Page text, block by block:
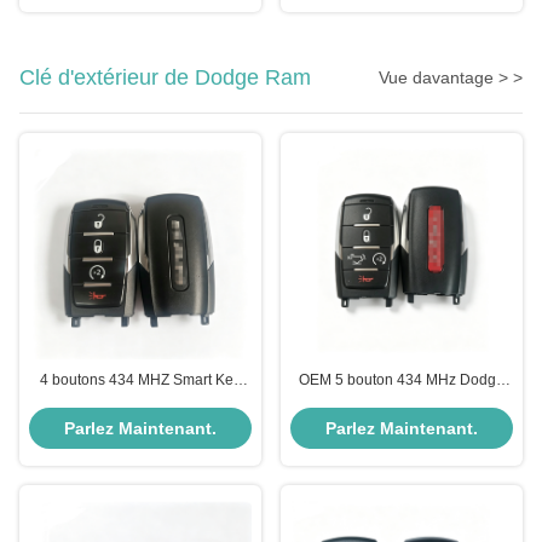
Clé d'extérieur de Dodge Ram Vue davantage > >
4 boutons 434 MHZ Smart Key
Pickup clé à distance
Parlez Maintenant.
OEM 5 bouton 434 MHz Dodge
Fob pour 1500 TRX 2021-2024
Parlez Maintenant.